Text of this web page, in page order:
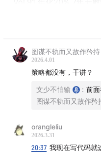
策略开发思路：
龙回头2.0
龙回头 1.0
1.在大A做量化真爽...
图谋不轨而又故作矜持
2026.4.01
策略都没有，干讲？
文少不怕输 : 前
图谋不轨而又故作矜
orangleliu
2026.3.31
20:37 我现在写代码就